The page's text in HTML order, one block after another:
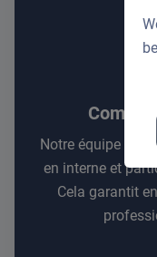
Notre équipe
en interne et
Cela garantit